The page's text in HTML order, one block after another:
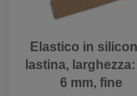
Elastico in
lastina, larghezza:
6 mm, fine